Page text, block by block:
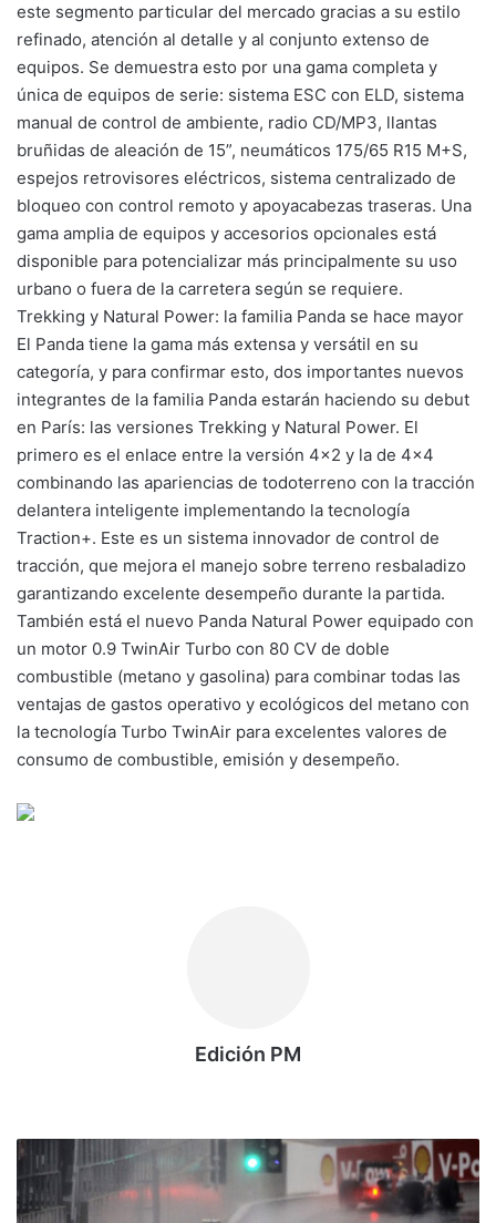
este segmento particular del mercado gracias a su estilo
refinado, atención al detalle y al conjunto extenso de
equipos. Se demuestra esto por una gama completa y
única de equipos de serie: sistema ESC con ELD, sistema
manual de control de ambiente, radio CD/MP3, llantas
bruñidas de aleación de 15”, neumáticos 175/65 R15 M+S,
espejos retrovisores eléctricos, sistema centralizado de
bloqueo con control remoto y apoyacabezas traseras. Una
gama amplia de equipos y accesorios opcionales está
disponible para potencializar más principalmente su uso
urbano o fuera de la carretera según se requiere.
Trekking y Natural Power: la familia Panda se hace mayor
El Panda tiene la gama más extensa y versátil en su
categoría, y para confirmar esto, dos importantes nuevos
integrantes de la familia Panda estarán haciendo su debut
en París: las versiones Trekking y Natural Power. El
primero es el enlace entre la versión 4×2 y la de 4×4
combinando las apariencias de todoterreno con la tracción
delantera inteligente implementando la tecnología
Traction+. Este es un sistema innovador de control de
tracción, que mejora el manejo sobre terreno resbaladizo
garantizando excelente desempeño durante la partida.
También está el nuevo Panda Natural Power equipado con
un motor 0.9 TwinAir Turbo con 80 CV de doble
combustible (metano y gasolina) para combinar todas las
ventajas de gastos operativo y ecológicos del metano con
la tecnología Turbo TwinAir para excelentes valores de
consumo de combustible, emisión y desempeño.
Edición PM
we
b
L
l